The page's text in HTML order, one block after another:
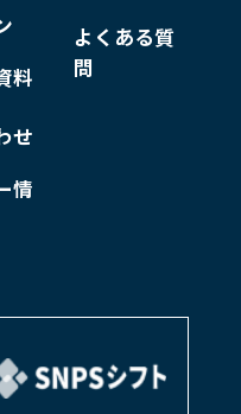
料
よくある質
問
せ
情